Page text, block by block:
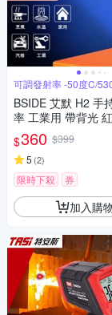
可調發射率 -50度C/
BSIDE 艾默 H2 手
率 工業用 帶背光
紅外線測溫儀 紅外
接觸式溫度計 手持
品溫度計 電子溫度
槍
$360 $399
5 (2)
限時下殺 券
加入購